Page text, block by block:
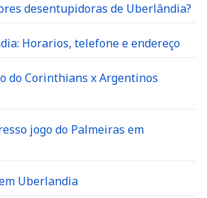
desentupidoras de Uberlândia?
Horarios, telefone e endereço
do Corinthians x Argentinos
jogo do Palmeiras em
Uberlandia